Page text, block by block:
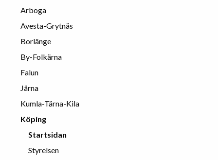
Arboga
Avesta-Grytnäs
Borlänge
By-Folkärna
Falun
Järna
Kumla-Tärna-Kila
Köping
Startsidan
Styrelsen